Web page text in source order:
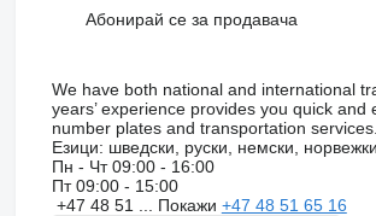
Абонирай се за продавача
We have both national and international
years’ experience provides you quick
number plates and transportation services.
Езици: шведски, руски, немски,
Пн - Чт09:00 - 16:00
Пт09:00 - 15:00
+47 48 51 ... Покажи +47 48 51 65 16